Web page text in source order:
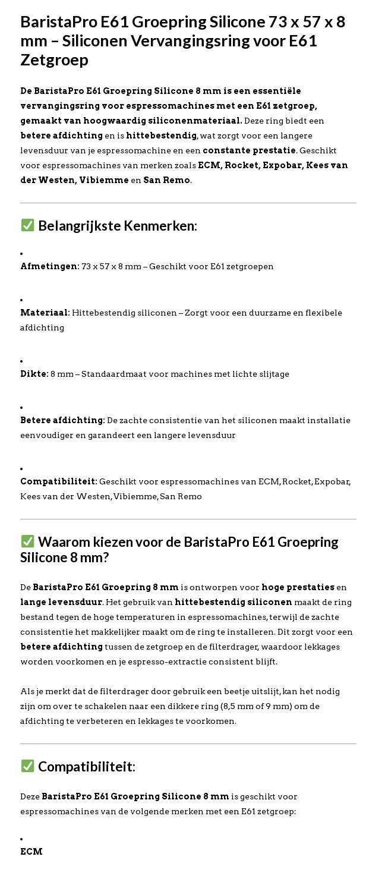
BaristaPro E61 Groepring Silicone 73 x 57 x 8
mm – Siliconen Vervangingsring voor E61
Zetgroep
De BaristaPro E61 Groepring Silicone 8 mm is een essentiële
vervangingsring voor espressomachines met een E61 zetgroep,
gemaakt van hoogwaardig siliconenmateriaal. Deze ring biedt een
betere afdichting en is hittebestendig, wat zorgt voor een langere
levensduur van je espressomachine en een constante prestatie. Geschikt
voor espressomachines van merken zoals ECM, Rocket, Expobar, Kees van
der Westen, Vibiemme en San Remo.
Belangrijkste Kenmerken:
Afmetingen: 73 x 57 x 8 mm – Geschikt voor E61 zetgroepen
Materiaal: Hittebestendig siliconen – Zorgt voor een duurzame en flexibele
afdichting
Dikte: 8 mm – Standaardmaat voor machines met lichte slijtage
Betere afdichting: De zachte consistentie van het siliconen maakt installatie
eenvoudiger en garandeert een langere levensduur
Compatibiliteit: Geschikt voor espressomachines van ECM, Rocket, Expobar,
Kees van der Westen, Vibiemme, San Remo
Waarom kiezen voor de BaristaPro E61 Groepring
Silicone 8 mm?
De BaristaPro E61 Groepring 8 mm is ontworpen voor hoge prestaties en
lange levensduur. Het gebruik van hittebestendig siliconen maakt de ring
bestand tegen de hoge temperaturen in espressomachines, terwijl de zachte
consistentie het makkelijker maakt om de ring te installeren. Dit zorgt voor een
betere afdichting tussen de zetgroep en de filterdrager, waardoor lekkages
worden voorkomen en je espresso-extractie consistent blijft.
Als je merkt dat de filterdrager door gebruik een beetje uitslijt, kan het nodig
zijn om over te schakelen naar een dikkere ring (8,5 mm of 9 mm) om de
afdichting te verbeteren en lekkages te voorkomen.
Compatibiliteit:
Deze BaristaPro E61 Groepring Silicone 8 mm is geschikt voor
espressomachines van de volgende merken met een E61 zetgroep:
ECM